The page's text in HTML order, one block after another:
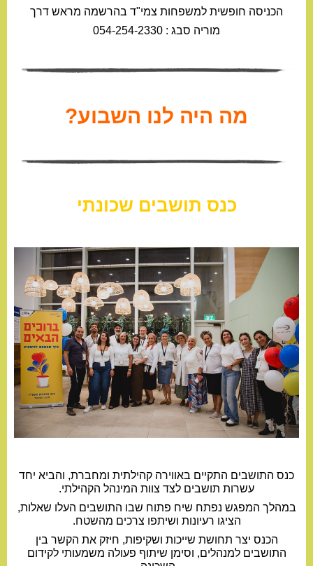
הכניסה חופשית למשפחות צמי"ד בהרשמה מראש דרך
מוריה סבג : 054-254-2330
מה היה לנו השבוע?
כנס תושבים שכונתי
כנס התושבים התקיים באווירה קהילתית ומחברת, והביא יחד
עשרות תושבים לצד צוות המינהל הקהילתי.
במהלך המפגש נפתח שיח פתוח שבו התושבים העלו שאלות,
הציגו רעיונות ושיתפו צרכים מהשטח.
הכנס יצר תחושת שייכות ושקיפות, חיזק את הקשר בין
התושבים למנהלים, וסימן שיתוף פעולה משמעותי לקידום